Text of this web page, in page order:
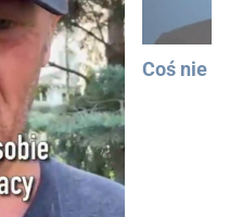
Coś nie